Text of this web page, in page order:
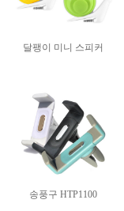
달팽이 미니 스피커
송풍구 HTP1100